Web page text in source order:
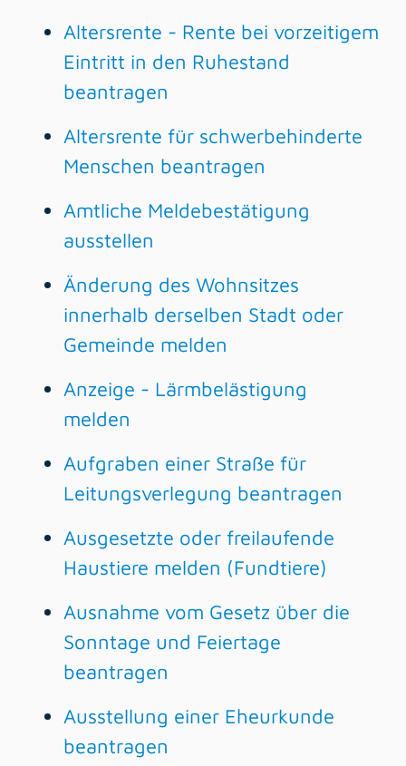
Altersrente - Rente bei vorzeitigem
Eintritt in den Ruhestand
beantragen
Altersrente für schwerbehinderte
Menschen beantragen
Amtliche Meldebestätigung
ausstellen
Änderung des Wohnsitzes
innerhalb derselben Stadt oder
Gemeinde melden
Anzeige - Lärmbelästigung
melden
Aufgraben einer Straße für
Leitungsverlegung beantragen
Ausgesetzte oder freilaufende
Haustiere melden (Fundtiere)
Ausnahme vom Gesetz über die
Sonntage und Feiertage
beantragen
Ausstellung einer Eheurkunde
beantragen